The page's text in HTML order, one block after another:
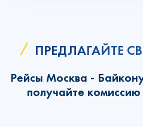
ПРЕДЛАГАЙТЕ
Рейсы Москва -
получайте